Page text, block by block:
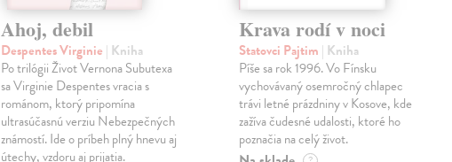
Ahoj, debil
Despentes Virginie | Kniha
Po trilógii Život Vernona Subutexa
sa Virginie Despentes vracia s
románom, ktorý pripomína
ultrasúčasnú verziu Nebezpečných
známostí. Ide o príbeh plný hnevu aj
útechy, vzdoru aj prijatia.
Krava rodí v noci
Statovci Pajtim | Kniha
Píše sa rok 1996. Vo Fínsku
vychovávaný osemročný chlapec
trávi letné prázdniny v Kosove, kde
zažíva čudesné udalosti, ktoré ho
poznačia na celý život.